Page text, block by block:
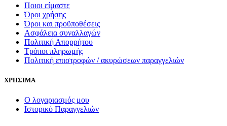
Ποιοι είμαστε
Όροι χρήσης
Όροι και προϋποθέσεις
Ασφάλεια συναλλαγών
Πολιτική Απορρήτου
Τρόποι πληρωμής
Πολιτική επιστροφών / ακυρώσεων παραγγελιών
ΧΡΗΣΙΜΑ
Ο λογαριασμός μου
Ιστορικό Παραγγελιών